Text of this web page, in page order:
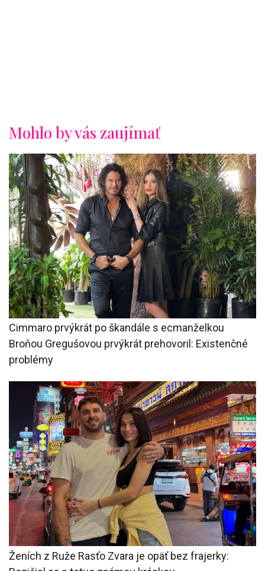
Mohlo by vás zaujímať
Cimmaro prvýkrát po škandále s ecmanželkou
Broňou Gregušovou prvýkrát prehovoril: Existenčné
problémy
Ženích z Ruže Rasťo Zvara je opäť bez frajerky: